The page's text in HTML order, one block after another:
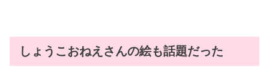
しょうこおねえさんの絵も話題だった